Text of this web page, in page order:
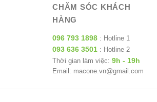
CHĂM SÓC KHÁCH
HÀNG
096 793 1898 : Hotline 1
093 636 3501 : Hotline 2
Thời gian làm việc: 9h - 19h
Email: macone.vn@gmail.com